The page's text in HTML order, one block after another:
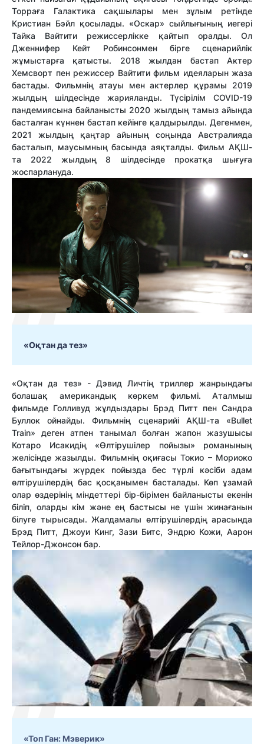
Торраға Галактика сақшылары мен зұлым ретінде
Кристиан Бэйл қосылады. «Оскар» сыйлығының иегері
Тайка Вайтити режиссерлікке қайтып оралды. Ол
Дженнифер Кейт Робинсонмен бірге сценарийлік
жұмыстарға қатысты. 2018 жылдан бастап Актер
Хемсворт пен режиссер Вайтити фильм идеяларын жаза
бастады. Фильмнің атауы мен актерлер құрамы 2019
жылдың шілдесінде жарияланды. Түсірілім COVID-19
пандемиясына байланысты 2020 жылдың тамыз айында
басталған күннен бастап кейінге қалдырылды. Дегенмен,
2021 жылдың қаңтар айының соңында Австралияда
басталып, маусымның басында аяқталды. Фильм АҚШ-
та 2022 жылдың 8 шілдесінде прокатқа шығуға
жоспарлануда.
«Оқтан да тез»
«Оқтан да тез» - Дэвид Личтің триллер жанрындағы
болашақ американдық көркем фильмі. Аталмыш
фильмде Голливуд жұлдыздары Брэд Питт пен Сандра
Буллок ойнайды. Фильмнің сценарийі АҚШ-та «Bullet
Train» деген атпен танымал болған жапон жазушысы
Котаро Исакидің «Өлтірушілер пойызы» романының
желісінде жазылды. Фильмнің оқиғасы Токио – Мориоко
бағытындағы жүрдек пойызда бес түрлі кәсіби адам
өлтірушілердің бас қосқанымен басталады. Көп ұзамай
олар өздерінің міндеттері бір-бірімен байланысты екенін
біліп, оларды кім және ең бастысы не үшін жинағанын
білуге тырысады. Жалдамалы өлтірушілердің арасында
Брэд Питт, Джоуи Кинг, Зази Битс, Эндрю Кожи, Аарон
Тейлор-Джонсон бар.
«Топ Ган: Мэверик»